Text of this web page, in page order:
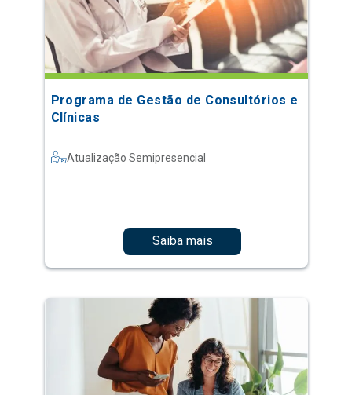
Programa de Gestão de Consultórios e
Clínicas
Atualização Semipresencial
Saiba mais